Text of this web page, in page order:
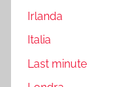
Irlanda
Italia
Last minute